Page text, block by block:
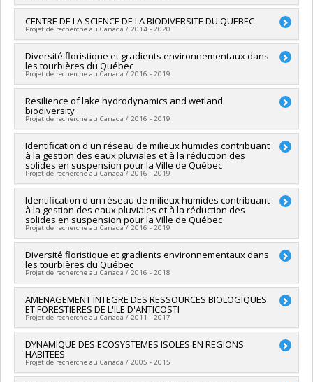
Lead researcher : Stéphanie Pellerin
Co-researchers : Marie Larocque
CENTRE DE LA SCIENCE DE LA BIODIVERSITE DU QUEBEC
Projet de recherche au Canada / 2014 - 2020
Lead researcher : Stéphanie Pellerin
Co-researchers : Andrew Gonzalez
Funding sources:
Grant programs:PVXXXXXX-(RS) Programme de
regroupements stratégiques
Diversité floristique et gradients environnementaux dans
les tourbières du Québec
Projet de recherche au Canada / 2016 - 2019
Lead researcher : Stéphanie Pellerin
Co-researchers :
Monique Poulin
Funding sources:
Grant programs:PVXXXXXX-Stage Accélération Québec -
MITACS , PVXXXXXX-Prog. soutien rech (PSR v1B): Soutien à
des projets rech. (Mitacs)
Resilience of lake hydrodynamics and wetland
biodiversity
Projet de recherche au Canada / 2016 - 2019
Lead researcher : Marie Larocque
Co-researchers :Stéphanie Pellerin
Funding sources:CRSNG/Conseil de recherches en sciences
naturelles et génie du Canada (CRSNG)
Grant programs:
Identification d'un réseau de milieux humides contribuant
à la gestion des eaux pluviales et à la réduction des
solides en suspension pour la Ville de Québec
Projet de recherche au Canada / 2016 - 2019
Lead researcher : Monique Poulin
Co-researchers :Stéphanie Pellerin
Funding sources:Ville de Québec
Grant programs:
Identification d'un réseau de milieux humides contribuant
à la gestion des eaux pluviales et à la réduction des
solides en suspension pour la Ville de Québec
Projet de recherche au Canada / 2016 - 2019
Lead researcher : Monique Poulin
Co-researchers : Stéphanie Pellerin
Funding sources:
Diversité floristique et gradients environnementaux dans
les tourbières du Québec
Projet de recherche au Canada / 2016 - 2018
Lead researcher :Stéphanie Pellerin
Co-researchers :Monique Poulin
AMENAGEMENT INTEGRE DES RESSOURCES BIOLOGIQUES
ET FORESTIERES DE L'ILE D'ANTICOSTI
Projet de recherche au Canada / 2011 - 2017
Lead researcher :Steeve Côté
Co-researchers :
Stéphanie Pellerin
Funding sources:
DYNAMIQUE DES ECOSYSTEMES ISOLES EN REGIONS
HABITEES
Projet de recherche au Canada / 2005 - 2015